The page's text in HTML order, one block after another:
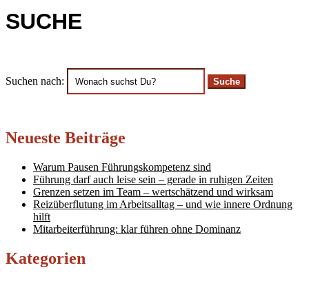
SUCHE
Suchen nach:
Neueste Beiträge
Warum Pausen Führungskompetenz sind
Führung darf auch leise sein – gerade in ruhigen Zeiten
Grenzen setzen im Team – wertschätzend und wirksam
Reizüberflutung im Arbeitsalltag – und wie innere Ordnung
hilft
Mitarbeiterführung: klar führen ohne Dominanz
Kategorien